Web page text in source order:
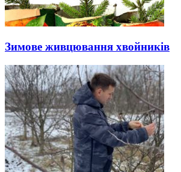
Зимове живцювання хвойників